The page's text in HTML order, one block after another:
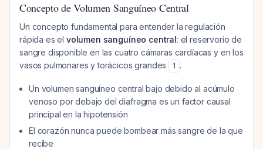
Concepto de Volumen Sanguíneo Central
Un concepto fundamental para entender la regulación
rápida es el volumen sanguíneo central: el reservorio de
sangre disponible en las cuatro cámaras cardíacas y en los
vasos pulmonares y torácicos grandes
1 .
Un volumen sanguíneo central bajo debido al acúmulo
venoso por debajo del diafragma es un factor causal
principal en la hipotensión
El corazón nunca puede bombear más sangre de la que
recibe